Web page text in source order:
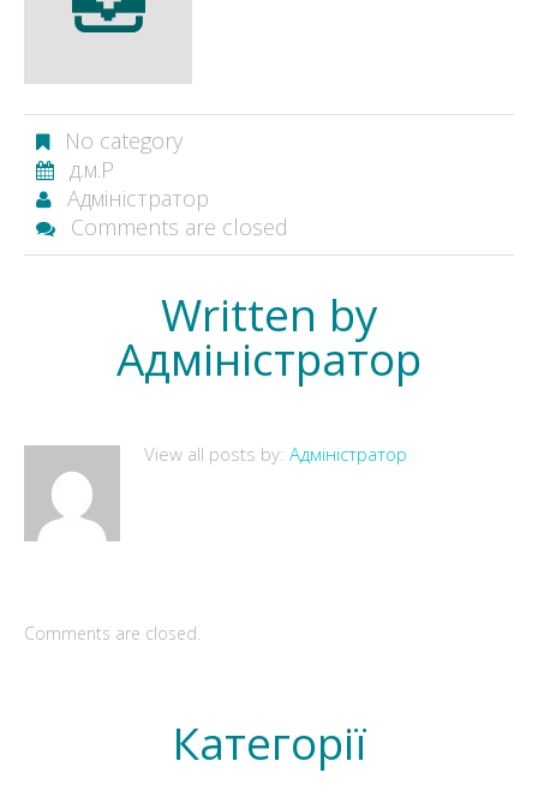
No category
д.м.Р
Адміністратор
Comments are closed
Written by
Адміністратор
View all posts by: Адміністратор
Comments are closed.
Категорії